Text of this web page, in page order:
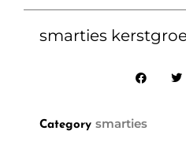
smarties
Category smarties